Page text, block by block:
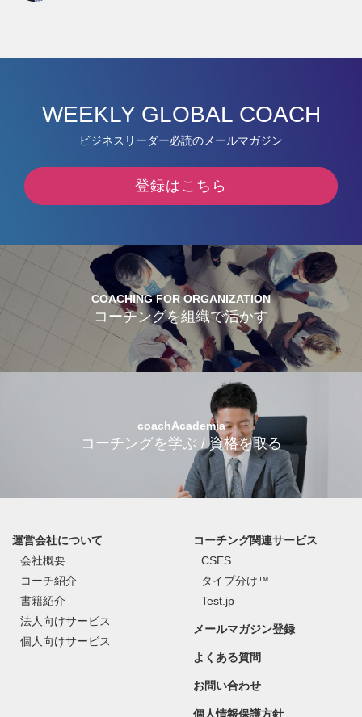
WEEKLY GLOBAL COACH
ビジネスリーダー必読のメールマガジン
登録はこちら
COACHING FOR ORGANIZATION
コーチングを組織で活かす
coachAcademia
コーチングを学ぶ / 資格を取る
運営会社について
会社概要
コーチ紹介
書籍紹介
法人向けサービス
個人向けサービス
コーチング関連サービス
CSES
タイプ分け™
Test.jp
メールマガジン登録
よくある質問
お問い合わせ
個人情報保護方針